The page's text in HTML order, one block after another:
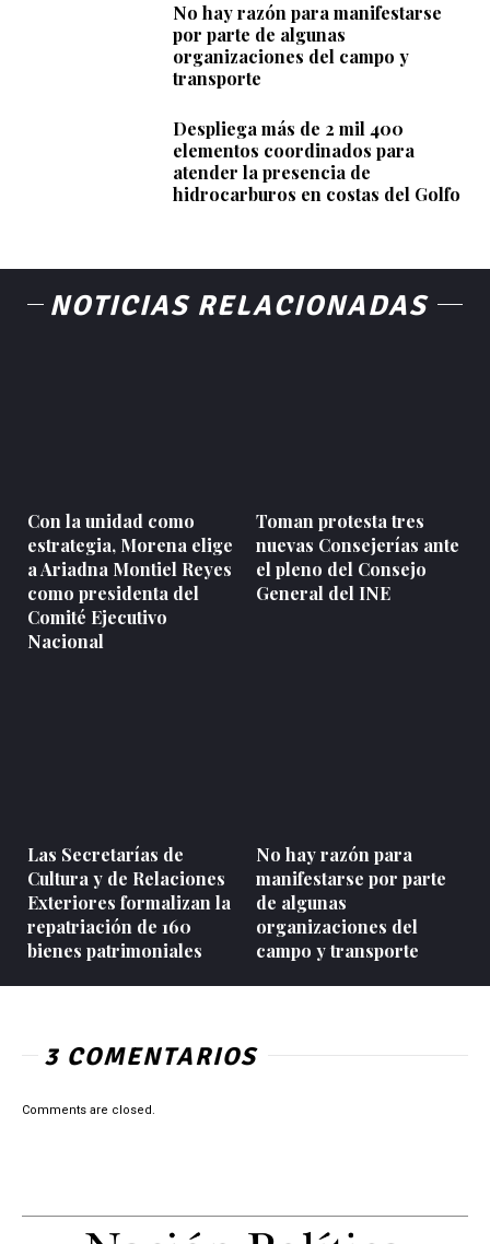
No hay razón para manifestarse
por parte de algunas
organizaciones del campo y
transporte
Despliega más de 2 mil 400
elementos coordinados para
atender la presencia de
hidrocarburos en costas del Golfo
NOTICIAS RELACIONADAS
Con la unidad como
estrategia, Morena elige
a Ariadna Montiel Reyes
como presidenta del
Comité Ejecutivo
Nacional
Toman protesta tres
nuevas Consejerías ante
el pleno del Consejo
General del INE
Las Secretarías de
Cultura y de Relaciones
Exteriores formalizan la
repatriación de 160
bienes patrimoniales
No hay razón para
manifestarse por parte
de algunas
organizaciones del
campo y transporte
3 COMENTARIOS
Comments are closed.